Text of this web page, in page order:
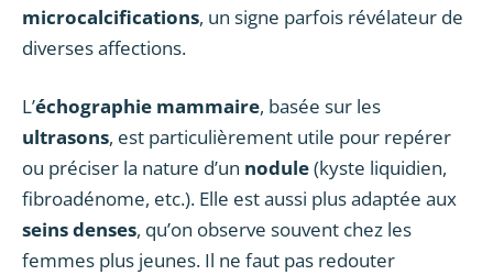
microcalcifications, un signe parfois révélateur de
diverses affections.
L’échographie mammaire, basée sur les
ultrasons, est particulièrement utile pour repérer
ou préciser la nature d’un nodule(kyste liquidien,
fibroadénome, etc.). Elle est aussi plus adaptée aux
seins denses, qu’on observe souvent chez les
femmes plus jeunes. Il ne faut pas redouter